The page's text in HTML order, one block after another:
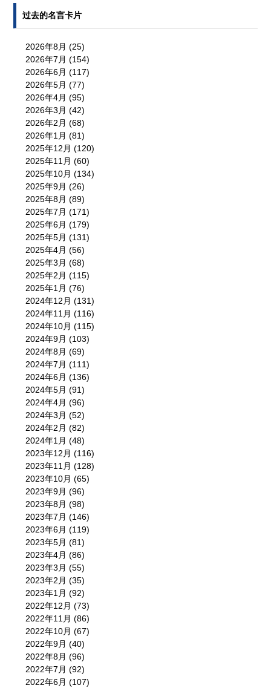
过去的名言卡片
2026年8月 (25)
2026年7月 (154)
2026年6月 (117)
2026年5月 (77)
2026年4月 (95)
2026年3月 (42)
2026年2月 (68)
2026年1月 (81)
2025年12月 (120)
2025年11月 (60)
2025年10月 (134)
2025年9月 (26)
2025年8月 (89)
2025年7月 (171)
2025年6月 (179)
2025年5月 (131)
2025年4月 (56)
2025年3月 (68)
2025年2月 (115)
2025年1月 (76)
2024年12月 (131)
2024年11月 (116)
2024年10月 (115)
2024年9月 (103)
2024年8月 (69)
2024年7月 (111)
2024年6月 (136)
2024年5月 (91)
2024年4月 (96)
2024年3月 (52)
2024年2月 (82)
2024年1月 (48)
2023年12月 (116)
2023年11月 (128)
2023年10月 (65)
2023年9月 (96)
2023年8月 (98)
2023年7月 (146)
2023年6月 (119)
2023年5月 (81)
2023年4月 (86)
2023年3月 (55)
2023年2月 (35)
2023年1月 (92)
2022年12月 (73)
2022年11月 (86)
2022年10月 (67)
2022年9月 (40)
2022年8月 (96)
2022年7月 (92)
2022年6月 (107)